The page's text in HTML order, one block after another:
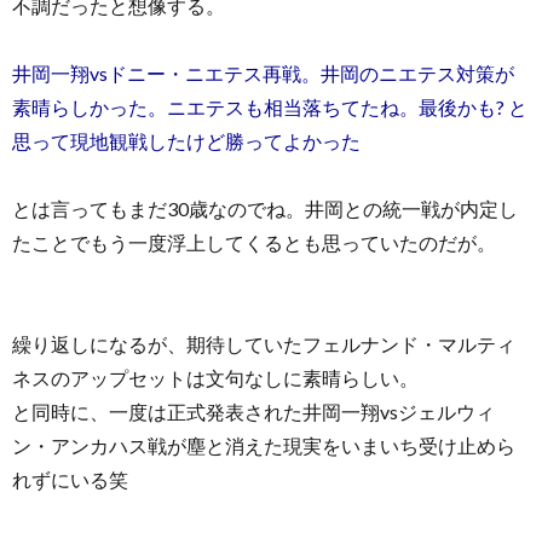
不調だったと想像する。
井岡一翔vsドニー・ニエテス再戦。井岡のニエテス対策が
素晴らしかった。ニエテスも相当落ちてたね。最後かも? と
思って現地観戦したけど勝ってよかった
とは言ってもまだ30歳なのでね。井岡との統一戦が内定し
たことでもう一度浮上してくるとも思っていたのだが。
繰り返しになるが、期待していたフェルナンド・マルティ
ネスのアップセットは文句なしに素晴らしい。
と同時に、一度は正式発表された井岡一翔vsジェルウィ
ン・アンカハス戦が塵と消えた現実をいまいち受け止めら
れずにいる笑